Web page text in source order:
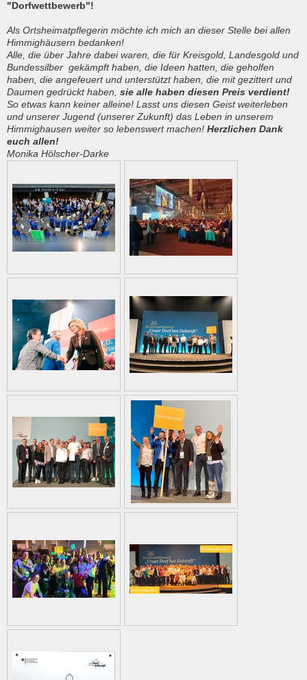
"Dorfwettbewerb"!
Als Ortsheimatpflegerin möchte ich mich an dieser Stelle bei allen
Himmighäusern bedanken!
Alle, die über Jahre dabei waren, die für Kreisgold, Landesgold und
Bundessilber gekämpft haben, die Ideen hatten, die geholfen
haben, die angefeuert und unterstützt haben, die mit gezittert und
Daumen gedrückt haben, sie alle haben diesen Preis verdient!
So etwas kann keiner alleine! Lasst uns diesen Geist weiterleben
und unserer Jugend (unserer Zukunft) das Leben in unserem
Himmighausen weiter so lebenswert machen! Herzlichen Dank
euch allen!
Monika Hölscher-Darke